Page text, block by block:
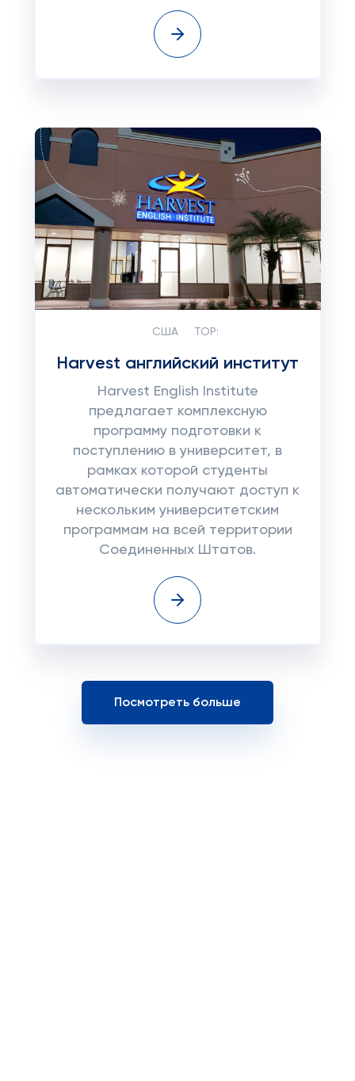
США TOP:
Harvest английский институт
Harvest English Institute
предлагает комплексную
программу подготовки к
поступлению в университет, в
рамках которой студенты
автоматически получают доступ к
нескольким университетским
программам на всей территории
Соединенных Штатов.
Посмотреть больше